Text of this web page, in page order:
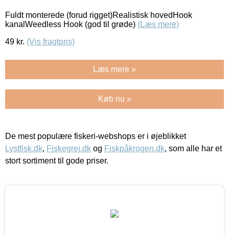
Fuldt monterede (forud rigget)Realistisk hovedHook
kanalWeedless Hook (god til grøde) (Læs mere)
49 kr. (Vis fragtpris)
Læs mere »
Køb nu »
De mest populære fiskeri-webshops er i øjeblikket
Lystfisk.dk, Fiskegrej.dk og Fiskpåkrogen.dk, som alle har et
stort sortiment til gode priser.